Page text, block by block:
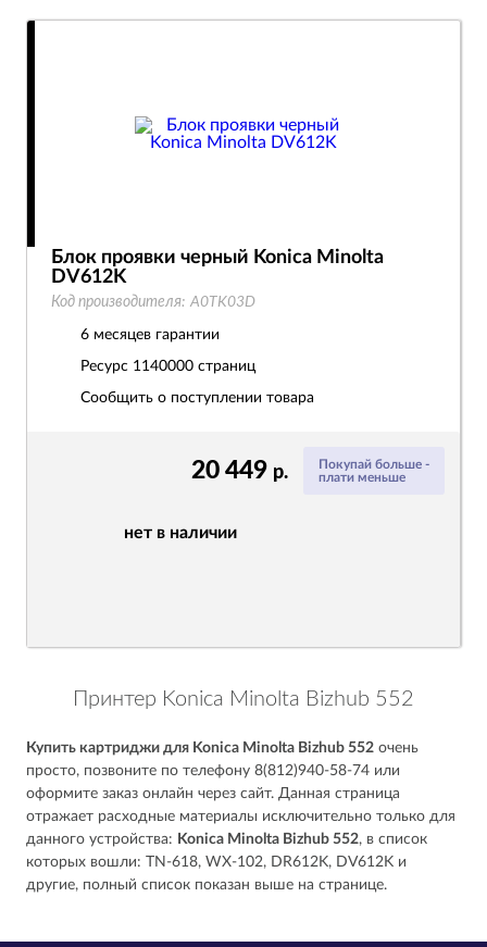
Покупай больше -
плати меньше
20 449 р.
нет в наличии
Блок проявки черный Konica Minolta
DV612K
Код производителя: A0TK03D
6 месяцев гарантии
Ресурс 1140000 страниц
Сообщить о поступлении товара
Принтер Konica Minolta Bizhub 552
Купить картриджи для Konica Minolta Bizhub 552 очень
просто, позвоните по телефону 8(812)940-58-74 или
оформите заказ онлайн через сайт. Данная страница
отражает расходные материалы исключительно только для
данного устройства: Konica Minolta Bizhub 552, в список
которых вошли: TN-618, WX-102, DR612K, DV612K и
другие, полный список показан выше на странице.